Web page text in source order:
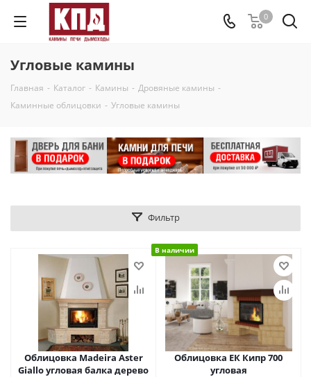
0
Угловые камины
Главная - Каталог - Камины - Дровяные камины -
Каминные облицовки - Угловые камины
Фильтр
Облицовка Madeira Aster
Giallo угловая балка дерево
В наличии
Облицовка ЕК Кипр 700
угловая